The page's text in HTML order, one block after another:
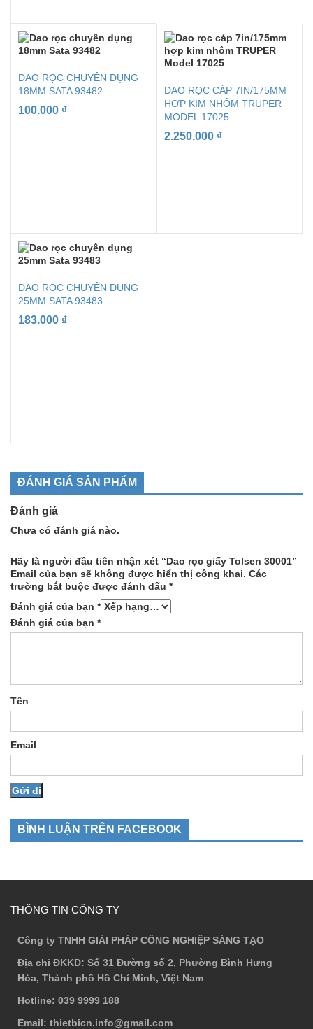
DAO RỌC CHUYÊN DỤNG
18MM SATA 93482
100.000 ₫
DAO RỌC CÁP 7IN/175MM
HỢP KIM NHÔM TRUPER
MODEL 17025
2.250.000 ₫
DAO RỌC CHUYÊN DỤNG
25MM SATA 93483
183.000 ₫
ĐÁNH GIÁ SẢN PHẨM
Đánh giá
Chưa có đánh giá nào.
Hãy là người đầu tiên nhận xét “Dao rọc giấy Tolsen 30001”
Email của bạn sẽ không được hiển thị công khai. Các
trường bắt buộc được đánh dấu *
Đánh giá của bạn *
Đánh giá của bạn *
Tên
Email
BÌNH LUẬN TRÊN FACEBOOK
THÔNG TIN CÔNG TY
Công ty TNHH GIẢI PHÁP CÔNG NGHIỆP SÁNG TẠO
Địa chỉ ĐKKD: Số 31 Đường số 2, Phường Bình Hưng
Hòa, Thành phố Hồ Chí Minh, Việt Nam
Hotline: 039 9999 188
Email: thietbicn.info@gmail.com